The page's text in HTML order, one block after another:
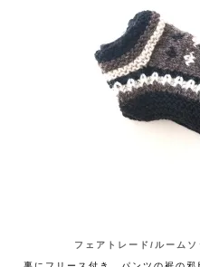
フェアトレード/ルーム